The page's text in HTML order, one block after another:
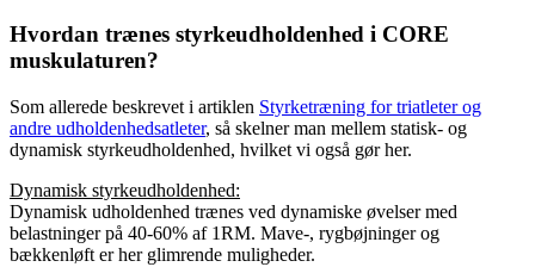
Hvordan trænes styrkeudholdenhed i CORE
muskulaturen?
Som allerede beskrevet i artiklen Styrketræning for triatleter og
andre udholdenhedsatleter, så skelner man mellem statisk- og
dynamisk styrkeudholdenhed, hvilket vi også gør her.
Dynamisk styrkeudholdenhed:
Dynamisk udholdenhed trænes ved dynamiske øvelser med
belastninger på 40-60% af 1RM. Mave-, rygbøjninger og
bækkenløft er her glimrende muligheder.